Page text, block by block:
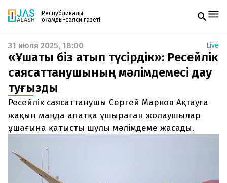
Республикалық
қоғамдық-саяси газеті
Жаңалықтар
Спорт
Live
Руханият
Аймақ
Архив
Заң және тәртіп
Редакциямен байланыс
Жарнама бөлімі
+7 701 220 64 52
Пошта
zhasalash100@gmail.com
Газетке жазылу
PDF форматтағы газетті ай сайын электронды
поштаңызға алып отырыңыз. Жаңа нөмір
шыққан сәтте сізге бірден жіберіледі. Тек email
енгізіңіз, біз қалғанын өзіміз жібереміз.
31 июля 2025, 18:00 Live
«Ұшақты біз атып түсірдік»: Ресейлік
саясаттанушының мәлімдемесі дау
туғызды
Ресейлік саясаттанушы Сергей Марков Ақтауға
жақын маңда апатқа ұшыраған жолаушылар
ұшағына қатысты шулы мәлімдеме жасады.